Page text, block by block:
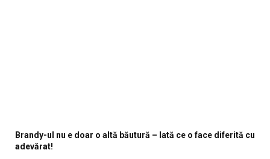
Brandy-ul nu e doar o altă băutură – Iată ce o face diferită cu
adevărat!